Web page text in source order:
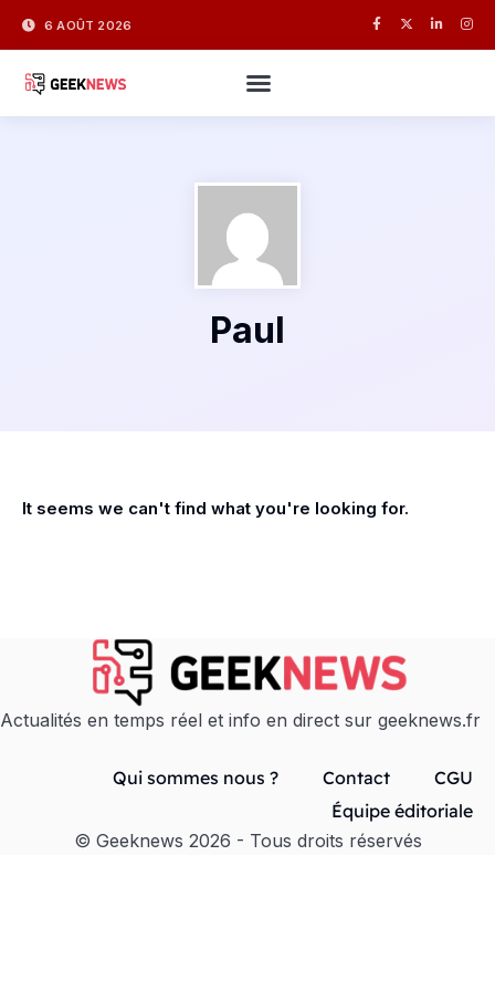
6 AOÛT 2026
Paul
It seems we can't find what you're looking for.
Actualités en temps réel et info en direct sur geeknews.fr
Qui sommes nous ? Contact
CGU
Équipe éditoriale
© Geeknews 2026 - Tous droits réservés